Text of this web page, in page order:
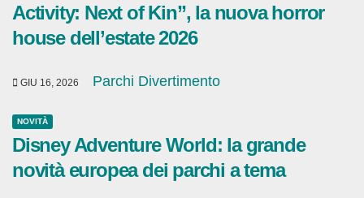
Activity: Next of Kin”, la nuova horror
house dell’estate 2026
GIU 16, 2026 Parchi Divertimento
NOVITÀ
Disney Adventure World: la grande
novità europea dei parchi a tema